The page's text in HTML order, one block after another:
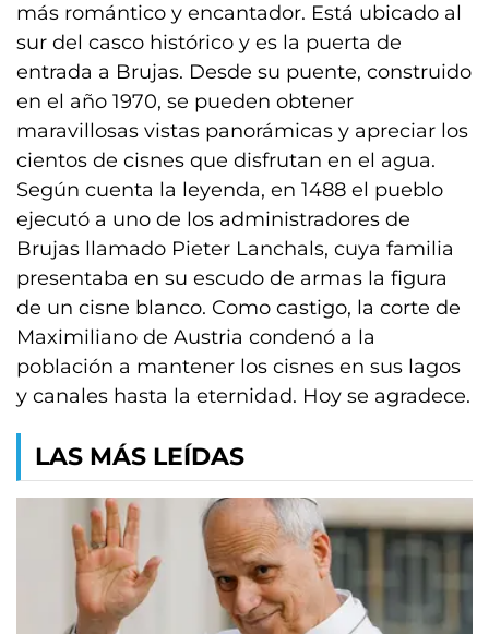
más romántico y encantador. Está ubicado al
sur del casco histórico y es la puerta de
entrada a Brujas. Desde su puente, construido
en el año 1970, se pueden obtener
maravillosas vistas panorámicas y apreciar los
cientos de cisnes que disfrutan en el agua.
Según cuenta la leyenda, en 1488 el pueblo
ejecutó a uno de los administradores de
Brujas llamado Pieter Lanchals, cuya familia
presentaba en su escudo de armas la figura
de un cisne blanco. Como castigo, la corte de
Maximiliano de Austria condenó a la
población a mantener los cisnes en sus lagos
y canales hasta la eternidad. Hoy se agradece.
LAS MÁS LEÍDAS